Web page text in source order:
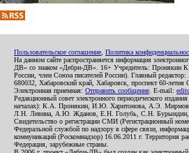
Пользовательское соглашение Политика
На данном сайте распространяется информация
ДВ» со знаком «Дебри-ДВ». 16+ Учредитель: Пронякин
России, член Союза писателей России). Главный
680032, Хабаровский край, Хабаровск, проспект 60-летия
Электронная приемная: Отправить сообщение . E-mail:
Редакционный совет электронного периодического
началах): К.А. Пронякин, И.Ю. Харитонова, А.Э.
Л.Н. Левина, А.Ю. Жданов, Е.Н. Голубь, С.Н.
Свидетельство о регистрации СМИ (Регистрационный
Федеральной службой по надзору в сфере связи,
коммуникаций (Роскомнадзор) 16.06.2011 г. Территория
Федерация, зарубежные страны.